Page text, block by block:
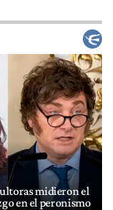
midieron el
en el peronismo